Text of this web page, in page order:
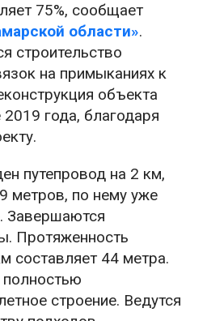
75%, сообщает
области».
строительство
на примыканиях к
объекта
года, благодаря
путепровод на 2 км,
метров, по нему уже
Завершаются
Протяженность
составляет 44 метра.
строение. Ведутся